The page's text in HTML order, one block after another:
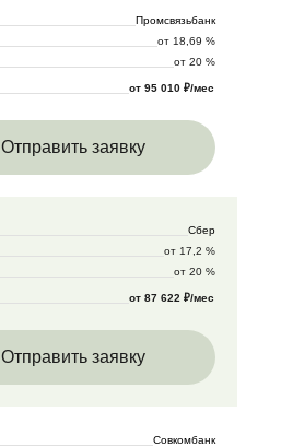
Промсвязьбанк
от 18,69 %
от 20 %
от 95 010 ₽/мес
Отправить заявку
Сбер
от 17,2 %
от 20 %
от 87 622 ₽/мес
Отправить заявку
Совкомбанк